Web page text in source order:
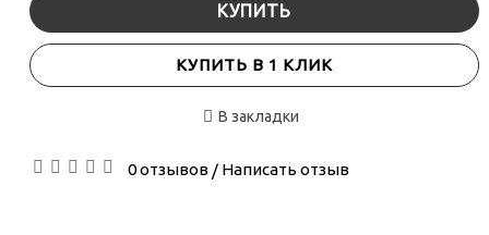
КУПИТЬ
КУПИТЬ В 1 КЛИК
В закладки
0 отзывов/ Написать отзыв